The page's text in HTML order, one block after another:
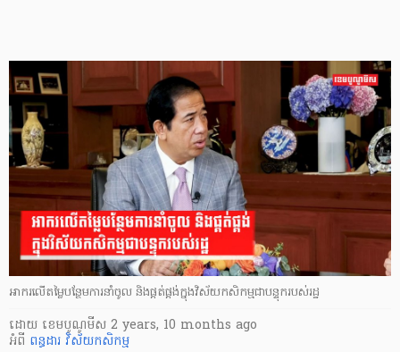
អាករលើតម្លៃបន្ថែមការនាំចូល និងផ្គត់ផ្គង់ក្នុងវិស័យកសិកម្មជាបន្ទុករបស់រដ្ឋ
ដោយ ​ ខេមបូណូមីស 2 years, 10 months ago
អំពី ពន្ធដារ វិស័យកសិកម្ម